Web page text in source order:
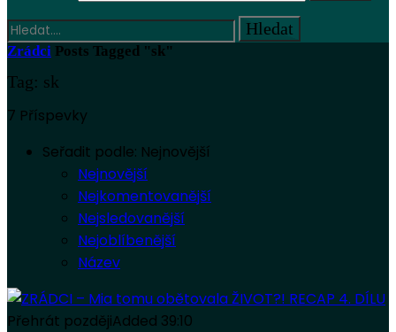
Zrádci Posts Tagged "sk"
Tag: sk
7 Příspevky
Seřadit podle: Nejnovější
Nejnovější
Nejkomentovanější
Nejsledovanější
Nejoblíbenější
Název
Přehrát pozdějiAdded 39:10